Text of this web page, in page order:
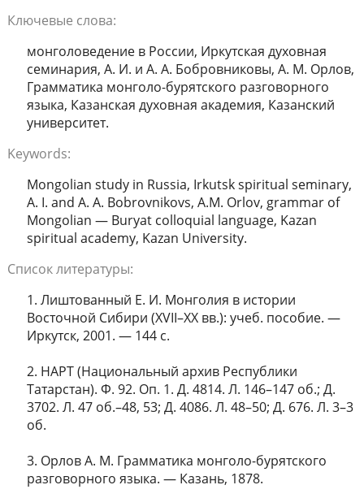
Ключевые слова:
монголоведение в России, Иркутская духовная
семинария, А. И. и А. А. Бобровниковы, А. М. Орлов,
Грамматика монголо-бурятского разговорного
языка, Казанская духовная академия, Казанский
университет.
Keywords:
Mongolian study in Russia, Irkutsk spiritual seminary,
A. I. and A. A. Bobrovnikovs, A.M. Orlov, grammar of
Mongolian ― Buryat colloquial language, Kazan
spiritual academy, Kazan University.
Список литературы:
1. Лиштованный Е. И. Монголия в истории
Восточной Сибири (XVII–XX вв.): учеб. пособие. ―
Иркутск, 2001. ― 144 с.
2. НАРТ (Национальный архив Республики
Татарстан). Ф. 92. Оп. 1. Д. 4814. Л. 146–147 об.; Д.
3702. Л. 47 об.–48, 53; Д. 4086. Л. 48–50; Д. 676. Л. 3–3
об.
3. Орлов А. М. Грамматика монголо-бурятского
разговорного языка. ― Казань, 1878.